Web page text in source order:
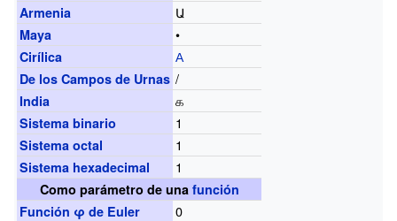
Armenia Ա
Maya •
Cirílica А
De los Campos de Urnas /
India ௧
Sistema binario 1
Sistema octal 1
Sistema hexadecimal 1
Como parámetro de una función
Función φ de Euler
0